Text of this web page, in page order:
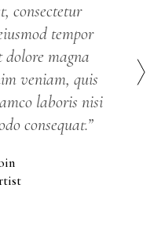
consectetur
tempor
magna
veniam, quis
laboris nisi
consequat.”
consectetur
tempor
magna
veniam, quis
laboris nisi